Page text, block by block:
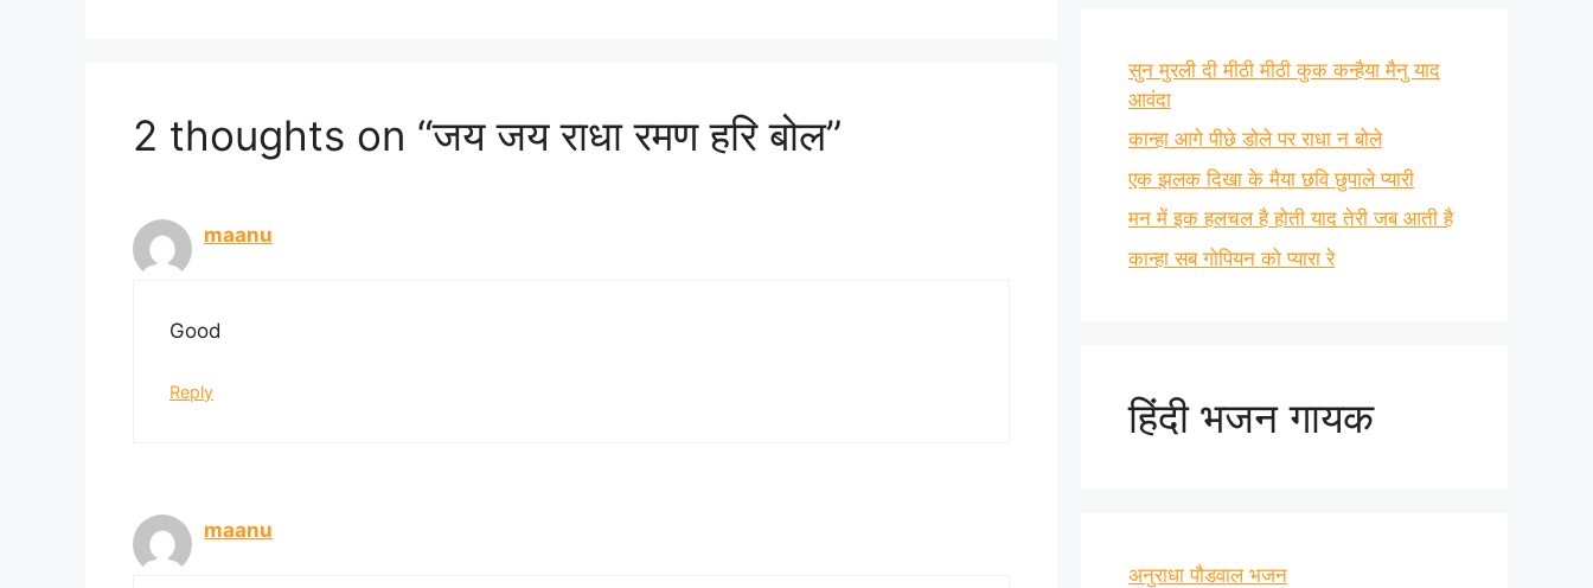
2 thoughts on “जय जय राधा रमण हरि बोल”
maanu
Good
Reply
maanu
सुन मुरली दी मीठी मीठी कुक कन्हैया मैनु याद
आवंदा
कान्हा आगे पीछे डोले पर राधा न बोले
एक झलक दिखा के मैया छवि छुपाले प्यारी
मन में इक हलचल है होती याद तेरी जब आती है
कान्हा सब गोपियन को प्यारा रे
हिंदी भजन गायक
अनुराधा पौडवाल भजन